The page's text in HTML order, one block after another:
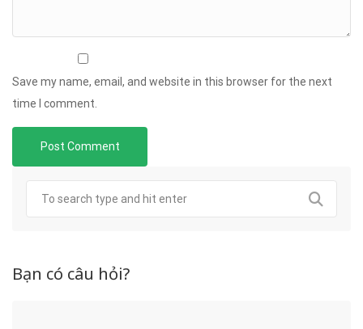
Save my name, email, and website in this browser for the next
time I comment.
Bạn có câu hỏi?